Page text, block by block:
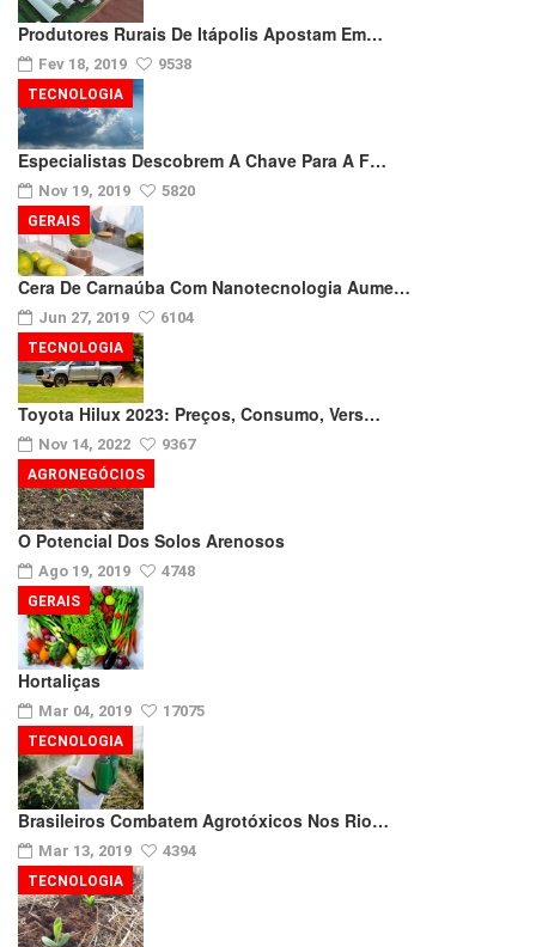
Produtores Rurais De Itápolis Apostam Em…
Fev 18, 2019 9538
Especialistas Descobrem A Chave Para A F…
Nov 19, 2019 5820
TECNOLOGIA
Cera De Carnaúba Com Nanotecnologia Aume…
Jun 27, 2019 6104
GERAIS
Toyota Hilux 2023: Preços, Consumo, Vers…
Nov 14, 2022 9367
TECNOLOGIA
O Potencial Dos Solos Arenosos
Ago 19, 2019 4748
AGRONEGÓCIOS
Hortaliças
Mar 04, 2019 17075
GERAIS
Brasileiros Combatem Agrotóxicos Nos Rio…
Mar 13, 2019 4394
TECNOLOGIA
TECNOLOGIA